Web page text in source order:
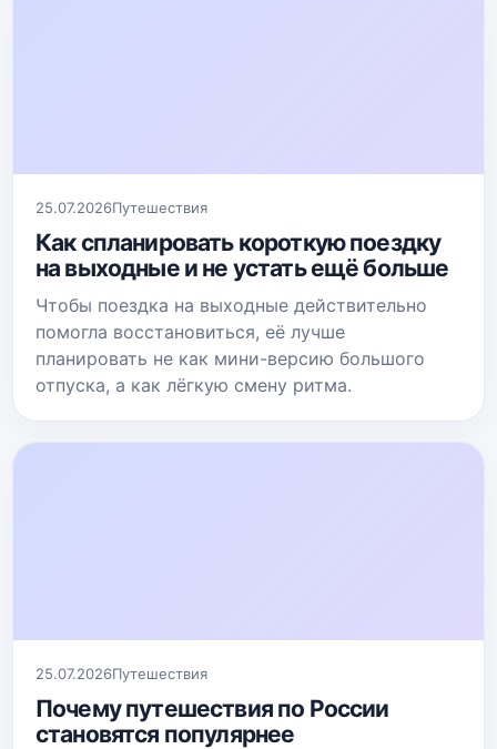
25.07.2026Путешествия
Как спланировать короткую поездку
на выходные и не устать ещё больше
Чтобы поездка на выходные действительно
помогла восстановиться, её лучше
планировать не как мини-версию большого
отпуска, а как лёгкую смену ритма.
25.07.2026Путешествия
Почему путешествия по России
становятся популярнее